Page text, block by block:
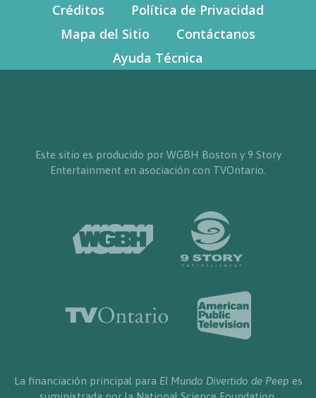
Créditos
Política de Privacidad
Mapa del Sitio
Contáctanos
Ayuda Técnica
Este sitio es producido por WGBH Boston y 9 Story
Entertainment en asociación con TVOntario.
La financiación principal para El Mundo Divertido de Peep es